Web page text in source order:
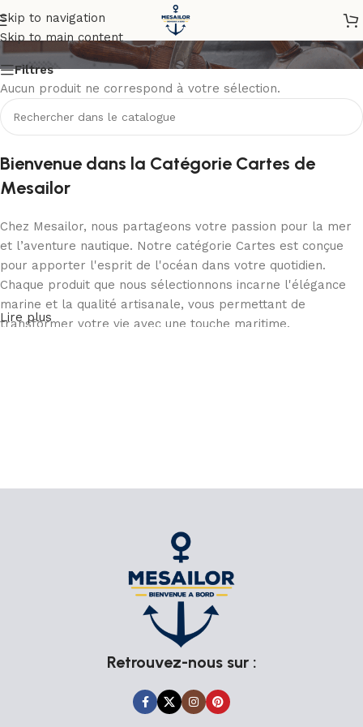
Skip to navigation
Skip to main content
Cartes
Filtres
Aucun produit ne correspond à votre sélection.
Bienvenue dans la Catégorie Cartes de
Mesailor
Chez Mesailor, nous partageons votre passion pour la mer
et l’aventure nautique. Notre catégorie Cartes est conçue
pour apporter l'esprit de l'océan dans votre quotidien.
Chaque produit que nous sélectionnons incarne l'élégance
marine et la qualité artisanale, vous permettant de
transformer votre vie avec une touche maritime.
En optant pour nos articles de Cartes, vous soutenez
également ces artisans et contribuez à la préservation des
techniques artisanales traditionnelles. Nos produits ne sont
pas seulement décoratifs, ils racontent une histoire et
apportent une touche d’authenticité à votre quotidien.
Explorez notre Collection Cartes
Plongez dans notre collection et laissez-vous inspirer par la
Lire plus
Retrouvez-nous sur :